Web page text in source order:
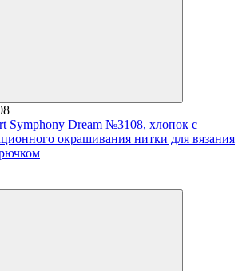
Symphony Dream №3108, хлопок с
окрашивания нитки для вязания